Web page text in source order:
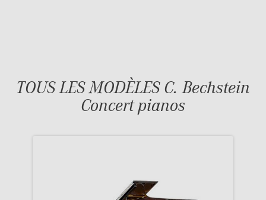
TOUS LES MODÈLES C. Bechstein
Concert pianos